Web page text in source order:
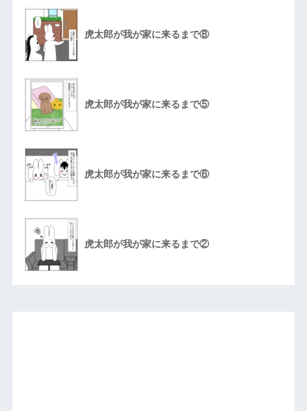
虎太郎が我が家に来るまで⑧
虎太郎が我が家に来るまで⑤
虎太郎が我が家に来るまで⑥
虎太郎が我が家に来るまで②